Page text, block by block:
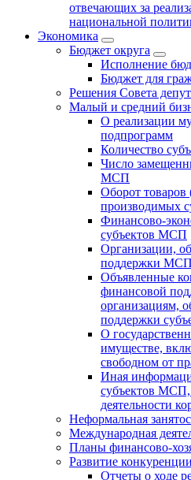
отвечающих за
национальной
Экономика
Бюджет округa
Исполнение
Бюджет для
Решения Совета
Малый и средний
О реализации
подпрограмм
Количество
Число
МСП
Оборот товаров
производимых
Финансово-
субъектов МСП
Организации,
поддержки МСП
Объявленные
финансовой
организациям,
поддержки
О
имуществе,
свободном от
Иная
субъектов МСП,
деятельности
Неформальная
Международная
Планы финансово-
Развитие конкуренции
Отчеты о ходе